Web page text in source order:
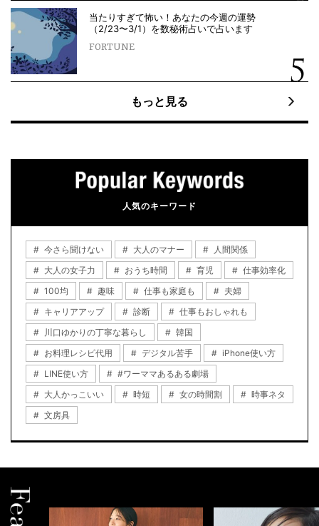
当たりすぎて怖い！あなたの今週の運勢
（2/23〜3/1）を数秘術占いで占います
FORTUNE
もっと見る
人気のキーワード
今さら聞けない 大人のマナー
人間関係
大人の女子力
おうち時間 育児
仕事効率化
100均
趣味 仕事も家庭も
夫婦
キャリアアップ
診断
仕事もおしゃれも
川口ゆかりの丁寧な暮らし
韓国
お料理レシピ代用
デジタル苦手
iPhone使い方
LINE使い方
#ワーママあるある劇場
大人かっこいい
時短 女の時間割
時事ネタ
文房具